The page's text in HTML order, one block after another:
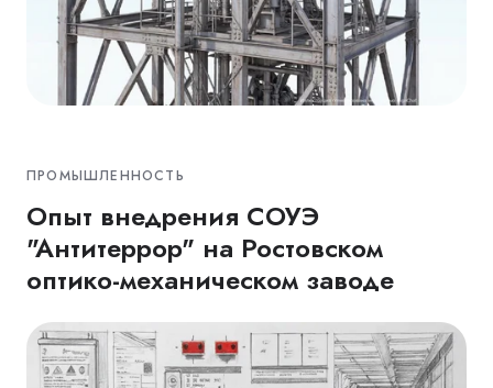
ПРОМЫШЛЕННОСТЬ
Опыт внедрения СОУЭ
"Антитеррор" на Ростовском
оптико-механическом заводе